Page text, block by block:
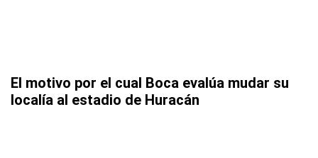
El motivo por el cual Boca evalúa mudar su
localía al estadio de Huracán